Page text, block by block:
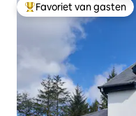
Topfavoriet van gasten
Favoriet van gasten